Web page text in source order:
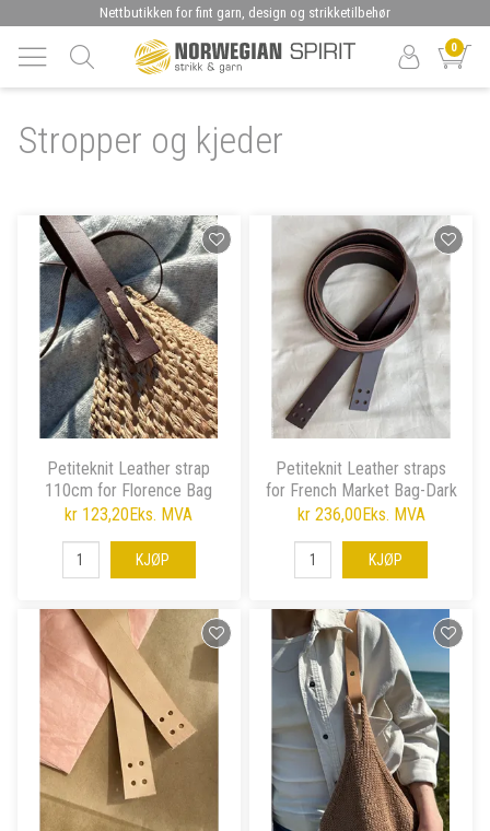
Nettbutikken for fint garn, design og strikketilbehør
0
Stropper og kjeder
Petiteknit Leather strap
110cm for Florence Bag
kr 123,20Eks. MVA
KJØP
Petiteknit Leather straps
for French Market Bag-Dark
brown94
kr 236,00Eks. MVA
KJØP